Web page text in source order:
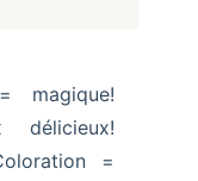
magique!
=